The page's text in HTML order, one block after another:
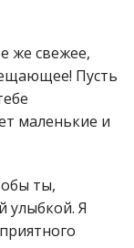
же свежее,
Пусть
маленькие и
ты,
улыбкой. Я